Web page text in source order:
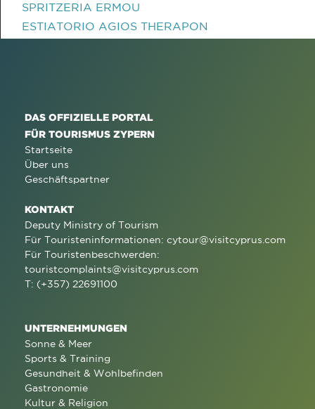
SPRITZERIA ERMOU
ESTIATORIO AGIOS THERAPON
DAS OFFIZIELLE PORTAL
FÜR TOURISMUS ZYPERN
Startseite
Über uns
Geschäftspartner
KONTAKT
Deputy Ministry of Tourism
Für Touristeninformationen: cytour@visitcyprus.com
Für Touristenbeschwerden:
touristcomplaints@visitcyprus.com
T: (+357) 22691100
UNTERNEHMUNGEN
Sonne & Meer
Sports & Training
Gesundheit & Wohlbefinden
Gastronomie
Kultur & Religion